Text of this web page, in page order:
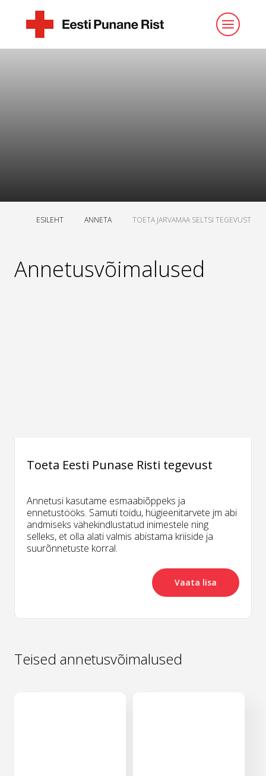
ESILEHT ANNETA TOETA JARVAMAA SELTSI TEGEVUST
Annetusvõimalused
Toeta Eesti Punase Risti tegevust
Annetusi kasutame esmaabiõppeks ja
ennetustööks. Samuti toidu, hügieenitarvete jm abi
andmiseks vähekindlustatud inimestele ning
selleks, et olla alati valmis abistama kriiside ja
suurõnnetuste korral.
Vaata lisa
Teised annetusvõimalused